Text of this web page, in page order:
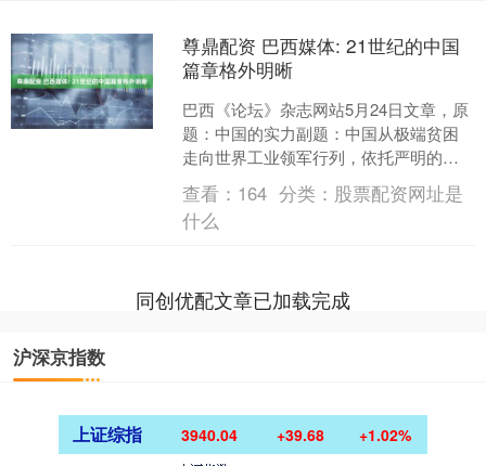
尊鼎配资 巴西媒体: 21世纪的中国
篇章格外明晰
巴西《论坛》杂志网站5月24日文章，原
题：中国的实力副题：中国从极端贫困
走向世界工业领军行列，依托严明的治
理、长远的战略与历史延续性，稳步筑
牢国家发展布局30多....
查看： 164 分类： 股票配资网址是
什么
同创优配文章已加载完成
沪深京指数
上证综指 3940.04 +39.68 +1.02%